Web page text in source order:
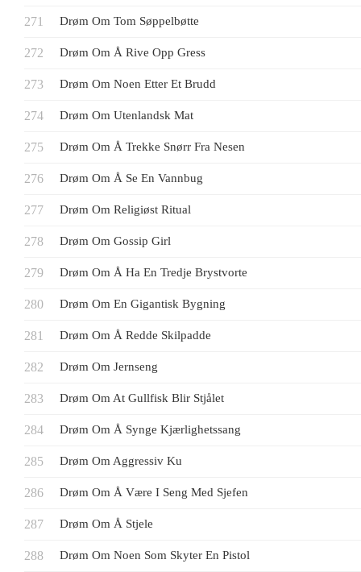
Drøm Om Tom Søppelbøtte
Drøm Om Å Rive Opp Gress
Drøm Om Noen Etter Et Brudd
Drøm Om Utenlandsk Mat
Drøm Om Å Trekke Snørr Fra Nesen
Drøm Om Å Se En Vannbug
Drøm Om Religiøst Ritual
Drøm Om Gossip Girl
Drøm Om Å Ha En Tredje Brystvorte
Drøm Om En Gigantisk Bygning
Drøm Om Å Redde Skilpadde
Drøm Om Jernseng
Drøm Om At Gullfisk Blir Stjålet
Drøm Om Å Synge Kjærlighetssang
Drøm Om Aggressiv Ku
Drøm Om Å Være I Seng Med Sjefen
Drøm Om Å Stjele
Drøm Om Noen Som Skyter En Pistol